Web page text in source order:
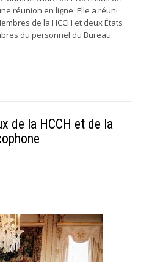
réunion en ligne. Elle a réuni
de la HCCH et deux États
du personnel du Bureau
de la HCCH et de la